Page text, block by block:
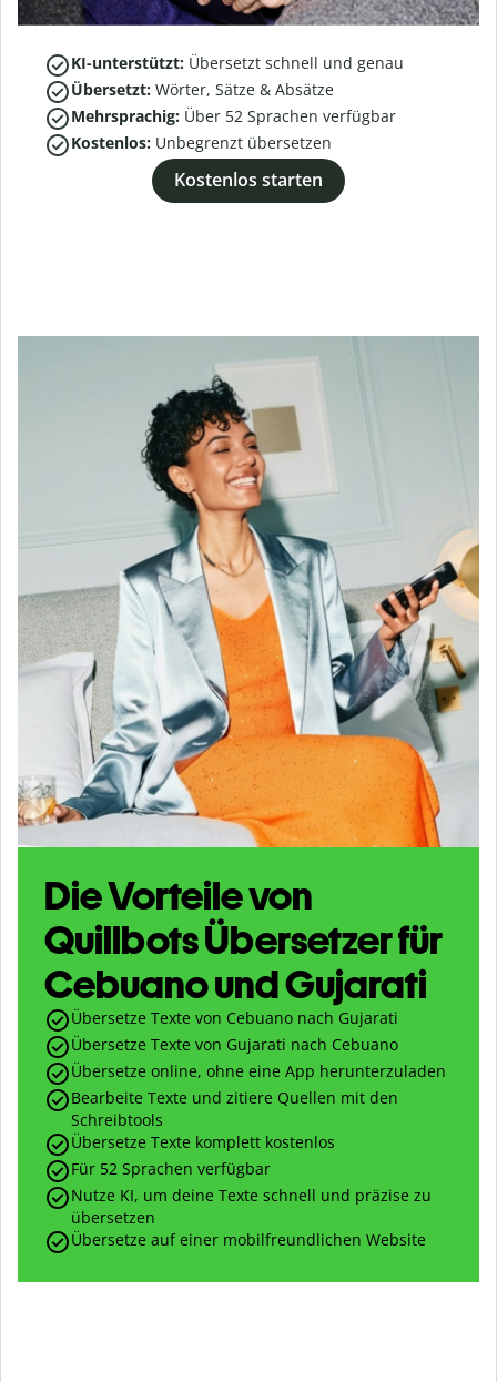
KI-unterstützt: Übersetzt schnell und genau
Übersetzt: Wörter, Sätze & Absätze
Mehrsprachig: Über 52 Sprachen verfügbar
Kostenlos: Unbegrenzt übersetzen
Kostenlos starten
Die Vorteile von
Quillbots Übersetzer für
Cebuano und Gujarati
Übersetze Texte von Cebuano nach Gujarati
Übersetze Texte von Gujarati nach Cebuano
Übersetze online, ohne eine App herunterzuladen
Bearbeite Texte und zitiere Quellen mit den
Schreibtools
Übersetze Texte komplett kostenlos
Für 52 Sprachen verfügbar
Nutze KI, um deine Texte schnell und präzise zu
übersetzen
Übersetze auf einer mobilfreundlichen Website